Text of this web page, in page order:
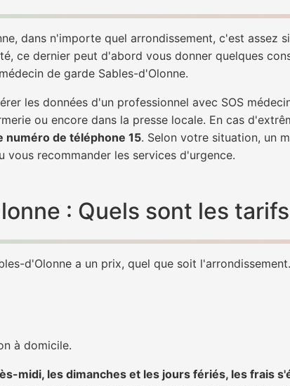
dans n'importe quel arrondissement, c'est assez
ce dernier peut d'abord vous donner quelques
de garde Sables-d'Olonne.
les données d'un professionnel avec SOS
ou encore dans la presse locale. En cas
numéro de téléphone 15. Selon votre situation, un
vous recommander les services d'urgence.
: Quels sont les tarifs
d'Olonne a un prix, quel que soit
à domicile.
midi, les dimanches et les jours fériés, les frais